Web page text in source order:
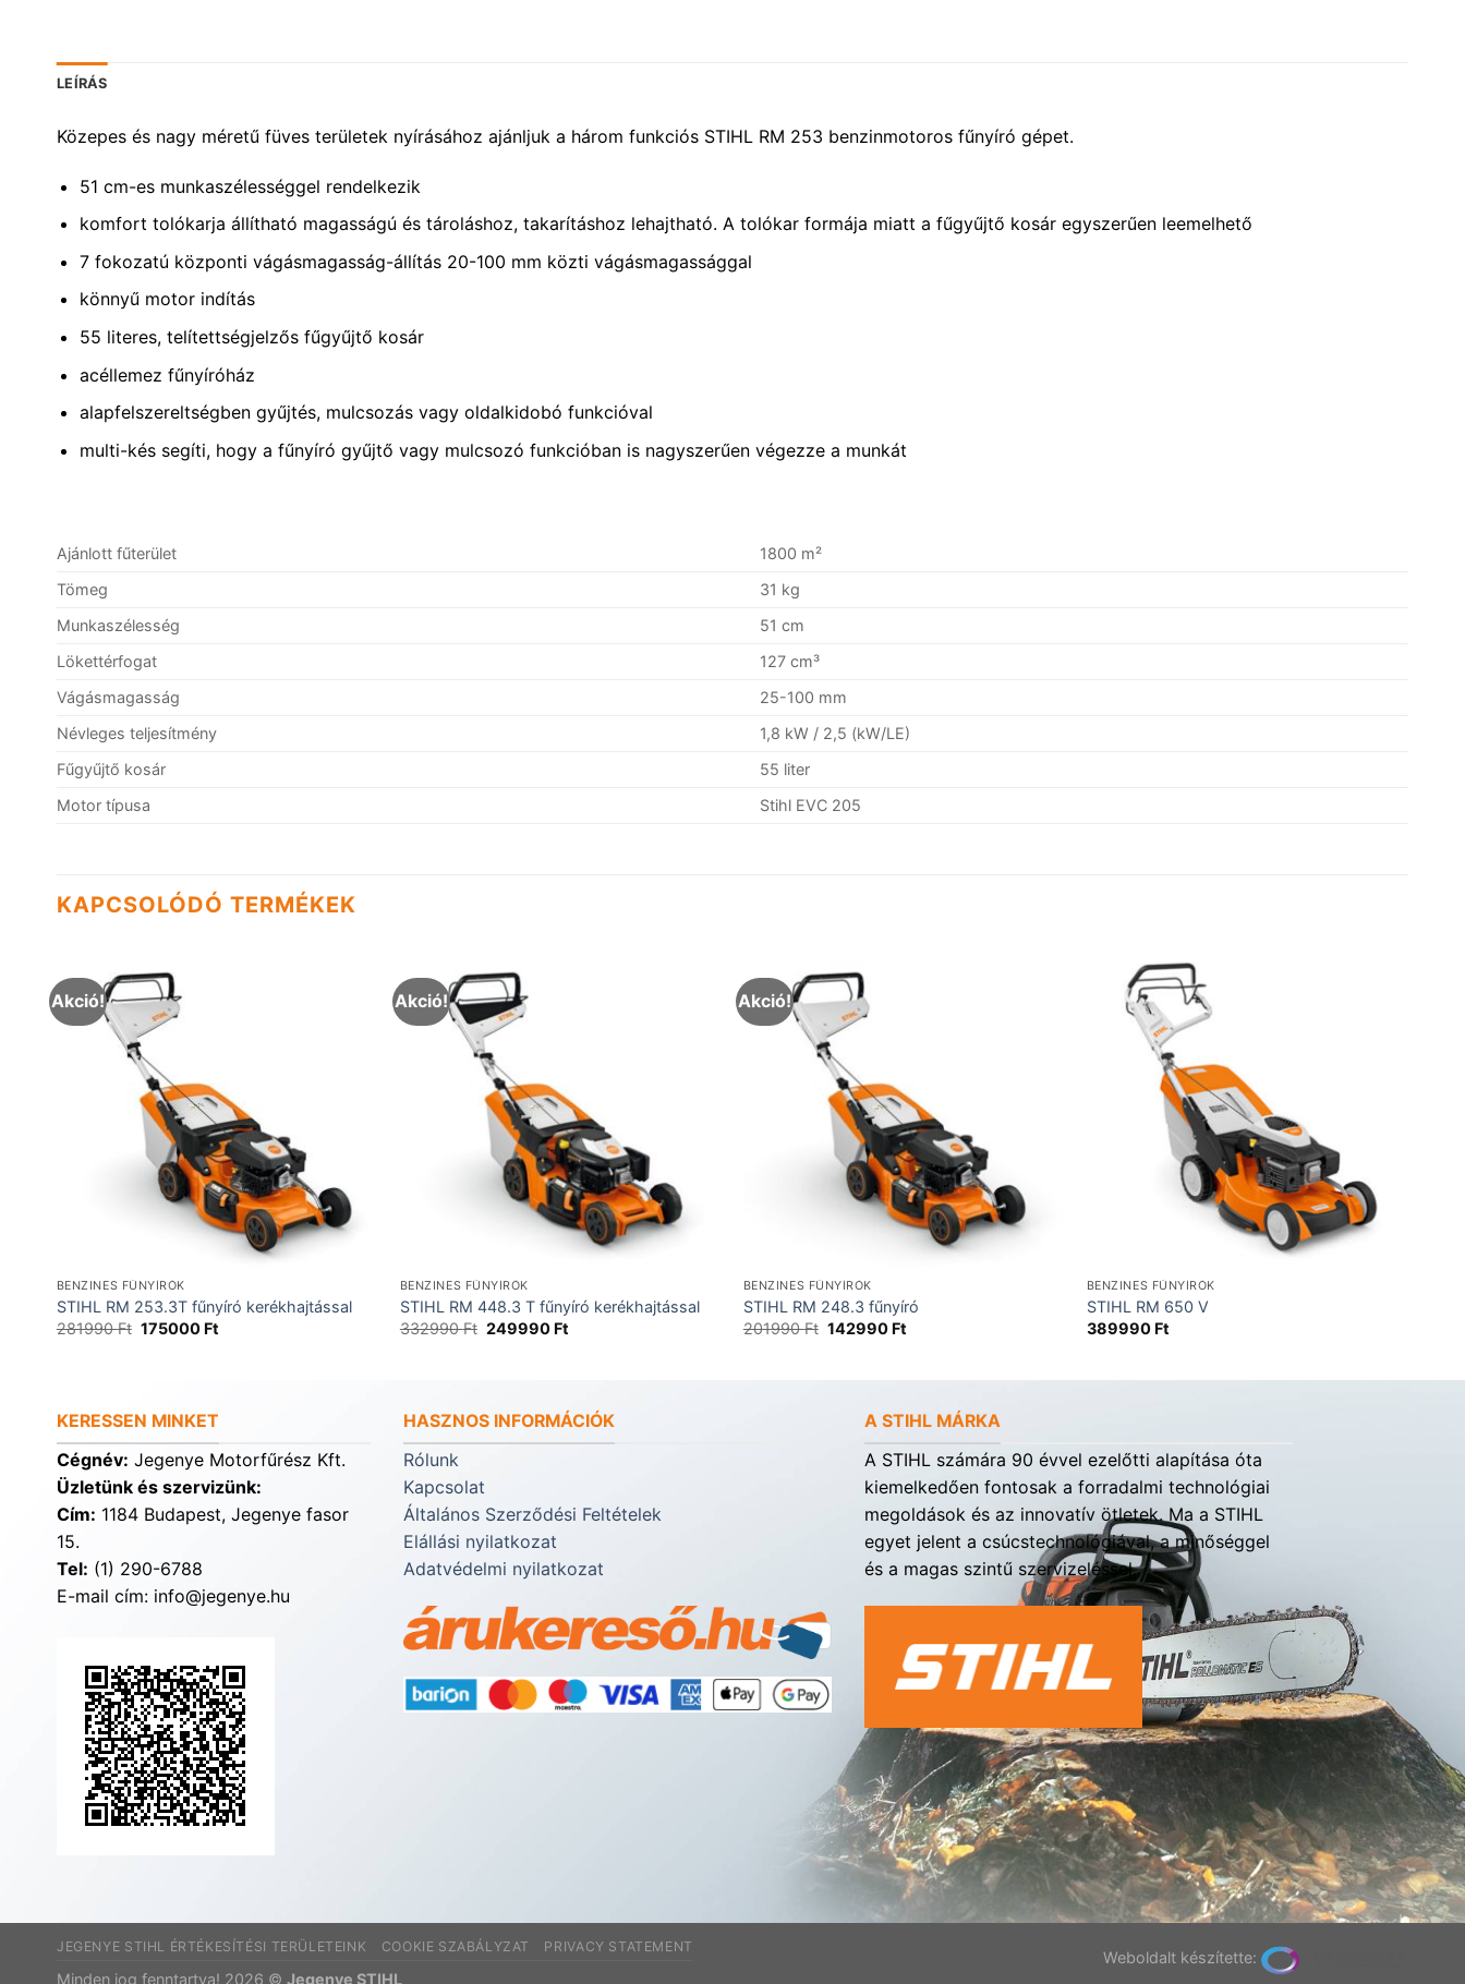
LEÍRÁS
Közepes és nagy méretű füves területek nyírásához ajánljuk a három funkciós STIHL RM 253 benzinmotoros fűnyíró gépet.
51 cm-es munkaszélességgel rendelkezik
komfort tolókarja állítható magasságú és tároláshoz, takarításhoz lehajtható. A tolókar formája miatt a fűgyűjtő kosár egyszerűen leemelhető
7 fokozatú központi vágásmagasság-állítás 20-100 mm közti vágásmagassággal
könnyű motor indítás
55 literes, telítettségjelzős fűgyűjtő kosár
acéllemez fűnyíróház
alapfelszereltségben gyűjtés, mulcsozás vagy oldalkidobó funkcióval
multi-kés segíti, hogy a fűnyíró gyűjtő vagy mulcsozó funkcióban is nagyszerűen végezze a munkát
Ajánlott fűterület
1800 m²
Tömeg
31 kg
Munkaszélesség
51 cm
Lökettérfogat
127 cm³
Vágásmagasság
25-100 mm
Névleges teljesítmény
1,8 kW / 2,5 (kW/LE)
Fűgyűjtő kosár
55 liter
Motor típusa
Stihl EVC 205
KAPCSOLÓDÓ TERMÉKEK
Akció!
BENZINES FŰNYÍRÓK
STIHL RM 253.3T fűnyíró kerékhajtással
281990Ft Original
175000 Ft
Akció!
BENZINES FŰNYÍRÓK
STIHL RM 448.3 T fűnyíró kerékhajtással
332990Ft Original
249990 Ft
Akció!
BENZINES FŰNYÍRÓK
STIHL RM 248.3 fűnyíró
201990Ft Original
142990 Ft
BENZINES FŰNYÍRÓK
STIHL RM 650 V
389990 Ft
KERESSEN MINKET
Cégnév: Jegenye Motorfűrész Kft.
Üzletünk és szervizünk:
Cím: 1184 Budapest, Jegenye fasor
15.
Tel: (1) 290-6788
E-mail cím: info@jegenye.hu
HASZNOS INFORMÁCIÓK
Rólunk
Kapcsolat
Általános Szerződési Feltételek
Elállási nyilatkozat
Adatvédelmi nyilatkozat
A STIHL MÁRKA
A STIHL számára 90 évvel ezelőtti alapítása óta
kiemelkedően fontosak a forradalmi technológiai
megoldások és az innovatív ötletek. Ma a STIHL
egyet jelent a csúcstechnológiával, a minőséggel
és a magas szintű szervizeléssel.
Weboldalt készítette:
JEGENYE STIHL ÉRTÉKESÍTÉSI TERÜLETEINK COOKIE SZABÁLYZAT PRIVACY STATEMENT
Minden jog fenntartva! 2026 © Jegenye STIHL